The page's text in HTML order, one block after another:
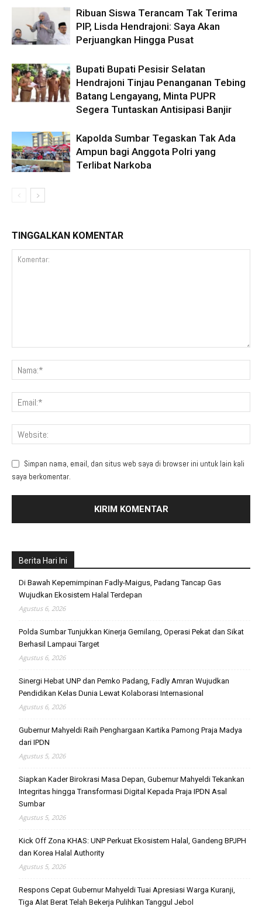
Ribuan Siswa Terancam Tak Terima
PIP, Lisda Hendrajoni: Saya Akan
Perjuangkan Hingga Pusat
Bupati Bupati Pesisir Selatan
Hendrajoni Tinjau Penanganan Tebing
Batang Lengayang, Minta PUPR
Segera Tuntaskan Antisipasi Banjir
Kapolda Sumbar Tegaskan Tak Ada
Ampun bagi Anggota Polri yang
Terlibat Narkoba
TINGGALKAN KOMENTAR
Simpan nama, email, dan situs web saya di browser ini untuk lain kali
saya berkomentar.
Berita Hari Ini
Di Bawah Kepemimpinan Fadly-Maigus, Padang Tancap Gas
Wujudkan Ekosistem Halal Terdepan
Agustus 6, 2026
Polda Sumbar Tunjukkan Kinerja Gemilang, Operasi Pekat dan Sikat
Berhasil Lampaui Target
Agustus 6, 2026
Sinergi Hebat UNP dan Pemko Padang, Fadly Amran Wujudkan
Pendidikan Kelas Dunia Lewat Kolaborasi Internasional
Agustus 6, 2026
Gubernur Mahyeldi Raih Penghargaan Kartika Pamong Praja Madya
dari IPDN
Agustus 5, 2026
Siapkan Kader Birokrasi Masa Depan, Gubernur Mahyeldi Tekankan
Integritas hingga Transformasi Digital Kepada Praja IPDN Asal
Sumbar
Agustus 5, 2026
Kick Off Zona KHAS: UNP Perkuat Ekosistem Halal, Gandeng BPJPH
dan Korea Halal Authority
Agustus 5, 2026
Respons Cepat Gubernur Mahyeldi Tuai Apresiasi Warga Kuranji,
Tiga Alat Berat Telah Bekerja Pulihkan Tanggul Jebol